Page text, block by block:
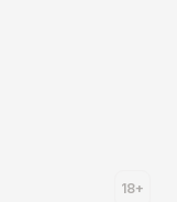
18+